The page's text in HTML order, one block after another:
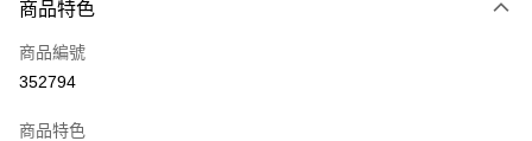
信用卡
Apple Pay
商品特色
商品編號
352794
商品特色